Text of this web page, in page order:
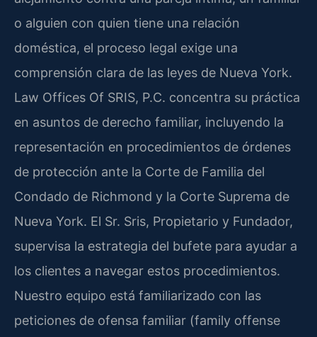
o alguien con quien tiene una relación
doméstica, el proceso legal exige una
comprensión clara de las leyes de Nueva York.
Law Offices Of SRIS, P.C. concentra su práctica
en asuntos de derecho familiar, incluyendo la
representación en procedimientos de órdenes
de protección ante la Corte de Familia del
Condado de Richmond y la Corte Suprema de
Nueva York. El Sr. Sris, Propietario y Fundador,
supervisa la estrategia del bufete para ayudar a
los clientes a navegar estos procedimientos.
Nuestro equipo está familiarizado con las
peticiones de ofensa familiar (family offense